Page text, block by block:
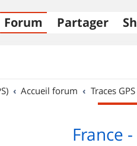
Forum Partager
Accueil forum Traces
France